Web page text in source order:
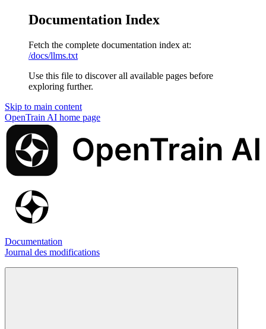
Documentation Index
Fetch the complete documentation index at:
/docs/llms.txt
Use this file to discover all available pages before
exploring further.
Skip to main content
OpenTrain AI home page
Documentation
Journal des modifications